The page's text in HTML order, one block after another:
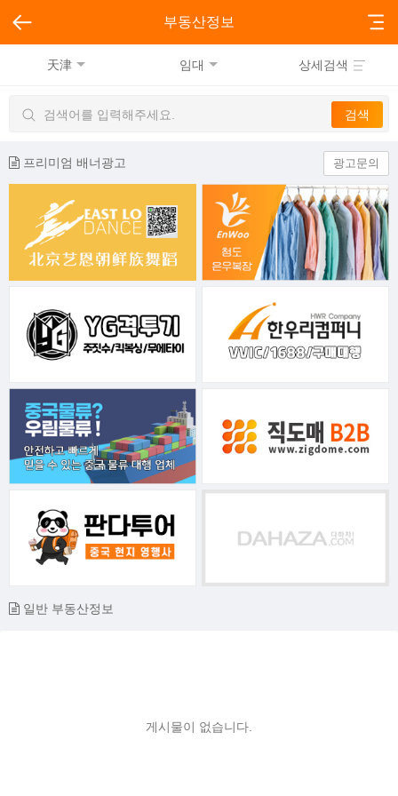
부동산정보
天津 임대 상세검색
프리미엄 배너광고 광고문의
일반 부동산정보
게시물이 없습니다.